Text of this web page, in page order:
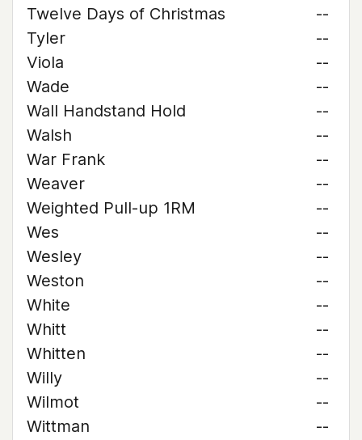
Twelve Days of Christmas
--
Tyler
--
Viola
--
Wade
--
Wall Handstand Hold
--
Walsh
--
War Frank
--
Weaver
--
Weighted Pull-up 1RM
--
Wes
--
Wesley
--
Weston
--
White
--
Whitt
--
Whitten
--
Willy
--
Wilmot
--
Wittman
--